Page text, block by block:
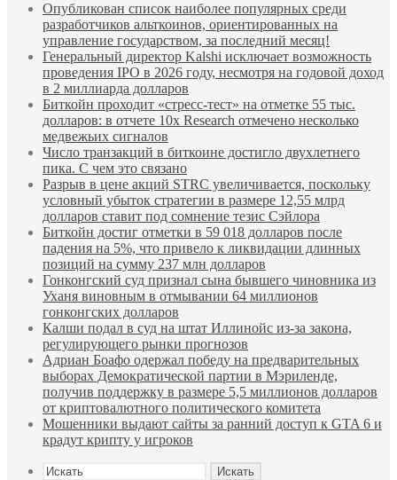
Опубликован список наиболее популярных среди
разработчиков альткоинов, ориентированных на
управление государством, за последний месяц!
Генеральный директор Kalshi исключает возможность
проведения IPO в 2026 году, несмотря на годовой доход
в 2 миллиарда долларов
Биткойн проходит «стресс-тест» на отметке 55 тыс.
долларов: в отчете 10x Research отмечено несколько
медвежьих сигналов
Число транзакций в биткоине достигло двухлетнего
пика. С чем это связано
Разрыв в цене акций STRC увеличивается, поскольку
условный убыток стратегии в размере 12,55 млрд
долларов ставит под сомнение тезис Сэйлора
Биткойн достиг отметки в 59 018 долларов после
падения на 5%, что привело к ликвидации длинных
позиций на сумму 237 млн долларов
Гонконгский суд признал сына бывшего чиновника из
Уханя виновным в отмывании 64 миллионов
гонконгских долларов
Калши подал в суд на штат Иллинойс из-за закона,
регулирующего рынки прогнозов
Адриан Боафо одержал победу на предварительных
выборах Демократической партии в Мэриленде,
получив поддержку в размере 5,5 миллионов долларов
от криптовалютного политического комитета
Мошенники выдают сайты за ранний доступ к GTA 6 и
крадут крипту у игроков
Искать